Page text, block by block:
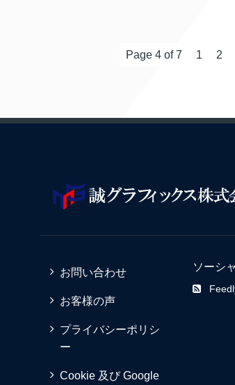
Page 4 of 7 1 2
お問い合わせ
お客様の声
プライバシーポリシ
ー
Cookie 及び Google
ソーシ